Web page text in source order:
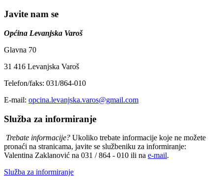
Javite nam se
Općina Levanjska Varoš
Glavna 70
31 416 Levanjska Varoš
Telefon/faks: 031/864-010
E-mail: opcina.levanjska.varos@gmail.com
Služba za informiranje
Trebate informacije? Ukoliko trebate informacije koje ne možete
pronaći na stranicama, javite se službeniku za informiranje:
Valentina Zaklanović na 031 / 864 - 010 ili na e-mail.
Služba za informiranje